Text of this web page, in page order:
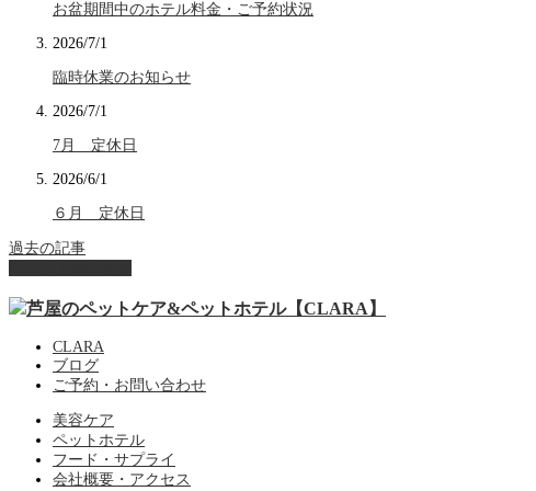
お盆期間中のホテル料金・ご予約状況
2026/7/1
臨時休業のお知らせ
2026/7/1
7月 定休日
2026/6/1
６月 定休日
過去の記事
CLARA
ブログ
ご予約・お問い合わせ
美容ケア
ペットホテル
フード・サプライ
会社概要・アクセス